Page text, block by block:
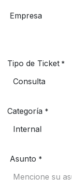
Empresa
Tipo de Ticket *
Categoría *
Asunto *